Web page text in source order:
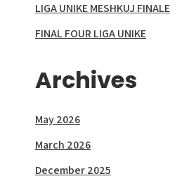
LIGA UNIKE MESHKUJ FINALE
FINAL FOUR LIGA UNIKE
Archives
May 2026
March 2026
December 2025